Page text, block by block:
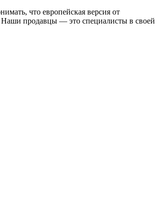
что европейская версия от
Наши продавцы — это специалисты в своей